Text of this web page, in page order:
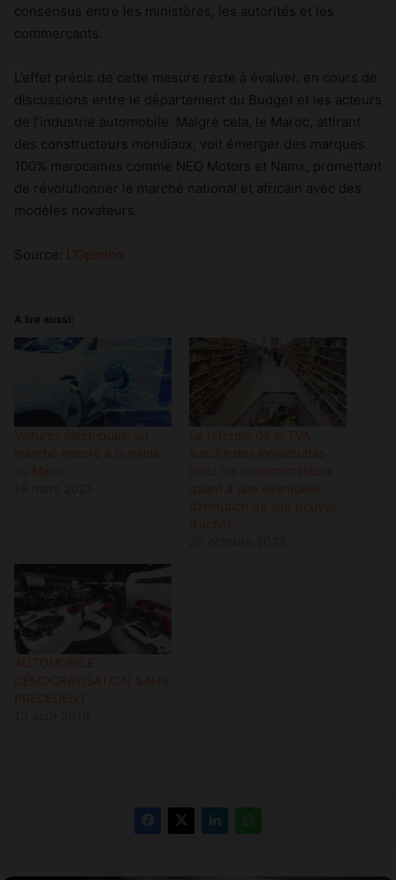
consensus entre les ministères, les autorités et les
commerçants.
L’effet précis de cette mesure reste à évaluer, en cours de
discussions entre le département du Budget et les acteurs
de l’industrie automobile. Malgré cela, le Maroc, attirant
des constructeurs mondiaux, voit émerger des marques
100% marocaines comme NEO Motors et Namx, promettant
de révolutionner le marché national et africain avec des
modèles novateurs.
Source: L’Opinion
A lire aussi:
Voitures électriques, un
marché encore à la peine
au Maroc
La réforme de la TVA
suscite des inquiétudes
chez les consommateurs
quant à une éventuelle
diminution de leur pouvoir
d’achat
AUTOMOBILE
DÉMOCRATISATION SANS
PRÉCÉDENT